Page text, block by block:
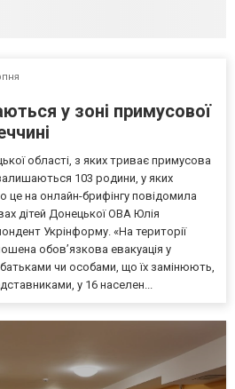
у зоні примусової
області, з яких триває примусова
103 родини, у яких
це на онлайн-брифінгу повідомила
дітей Донецької ОВА Юлія
Укрінформу. «На території
обов’язкова евакуація у
чи особами, що їх замінюють,
у 16 населен...